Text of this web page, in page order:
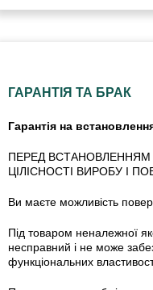
ГАРАНТІЯ ТА БРАК
Гарантія на
ПЕРЕД
ЦІЛІСНОСТІ ВИРОБУ І
Ви маєте можливість
Під товаром неналежної
несправний і не може
функціональних